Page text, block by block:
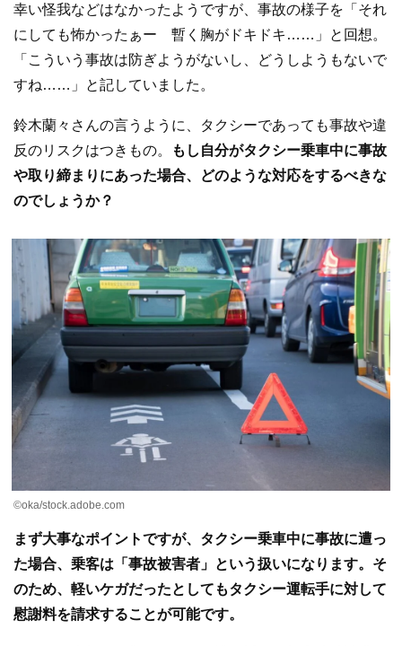
幸い怪我などはなかったようですが、事故の様子を「それ
にしても怖かったぁー 暫く胸がドキドキ……」と回想。
「こういう事故は防ぎようがないし、どうしようもないで
すね……」と記していました。
鈴木蘭々さんの言うように、タクシーであっても事故や違
反のリスクはつきもの。
もし自分がタクシー乗車中に事故
や取り締まりにあった場合、どのような対応をするべきな
のでしょうか？
©oka/stock.adobe.com
まず大事なポイントですが、タクシー乗車中に事故に遭っ
た場合、乗客は「事故被害者」という扱いになります。そ
のため、軽いケガだったとしてもタクシー運転手に対して
慰謝料を請求することが可能です。